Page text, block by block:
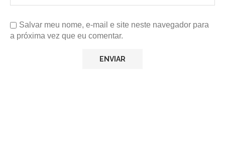
Salvar meu nome, e-mail e site neste navegador para
a próxima vez que eu comentar.